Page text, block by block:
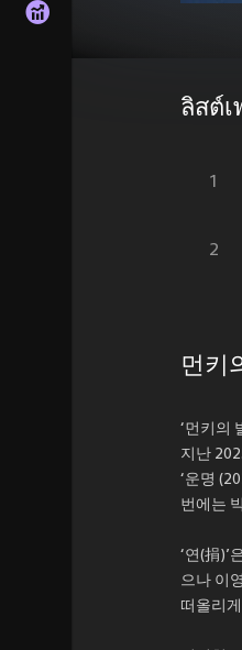
ลิสต์
1
2
먼키
‘먼키의
지난
‘운명
번에는
‘연(捐)’
으나 이
떠올리